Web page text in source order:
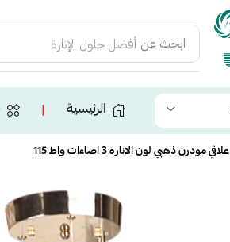
ابحث عن أفضل حلول الإنارة
الرئيسية ❘
علاقي مودرن ذهبي لون الانارة 3 اضاءات واط 115